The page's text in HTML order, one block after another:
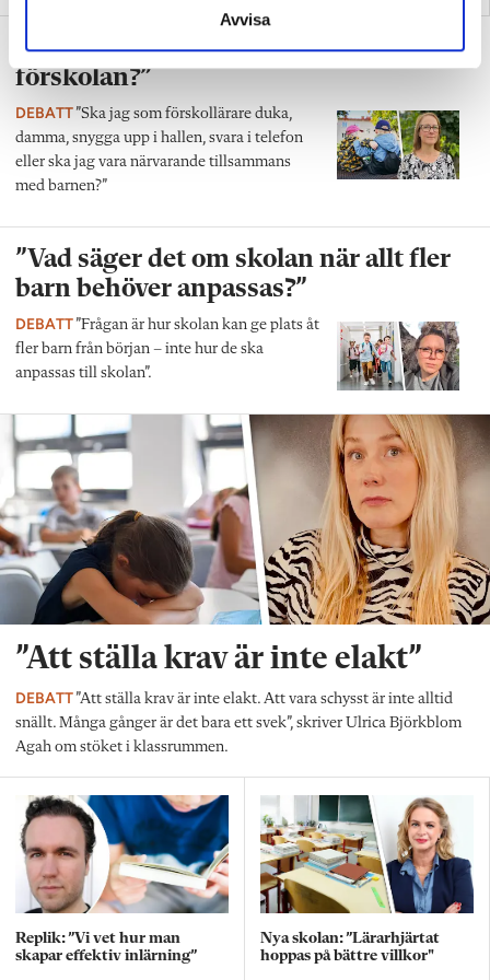
Avvisa
”Vad ska vår tid räcka till på
förskolan?”
DEBATT”Ska jag som förskollärare duka,
damma, snygga upp i hallen, svara i telefon
eller ska jag vara närvarande tillsammans
med barnen?”
”Vad säger det om skolan när allt fler
barn behöver anpassas?”
DEBATT”Frågan är hur skolan kan ge plats åt
fler barn från början – inte hur de ska
anpassas till skolan”.
”Att ställa krav är inte elakt”
DEBATT”Att ställa krav är inte elakt. Att vara schysst är inte alltid
snällt. Många gånger är det bara ett svek”, skriver Ulrica Björkblom
Agah om stöket i klassrummen.
Replik: ”Vi vet hur man
skapar effektiv inlärning”
Nya skolan: ”Lärarhjärtat
hoppas på bättre villkor"